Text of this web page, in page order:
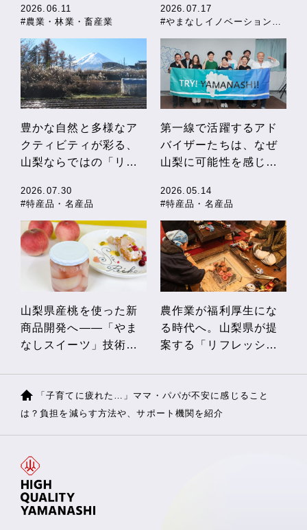
2026.06.11
#農業・林業・畜産業
豊かな自然と多様なア
クティビティが彩る、
山梨ならではの「リフ
2026.07.17
第一線で活躍するアド
バイザーたちは、なぜ
山梨に可能性を感じる
2026.07.30
#特産品・名産品
山梨県産桃を使った新
商品開発へ――「やま
なしスイーツ」技術向
2026.05.14
#特産品・名産品
農作業が福利厚生にな
る時代へ。山梨県が提
案する「リフレッシュ
「子育てに疲れた…」ママ・パパが不安に感じること
は？負担を減らす方法や、サポート機関を紹介